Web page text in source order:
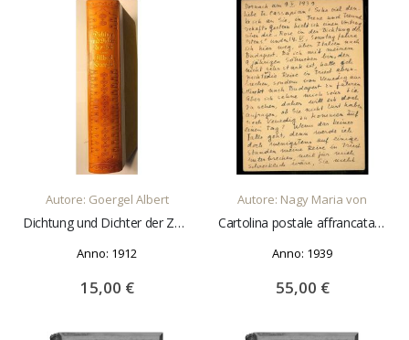
decrescente
AGGIUNGI AL CARRELLO
Autore: Goergel Albert
Dichtung und Dichter der Zeit, eine Schilderung der deutschen Literatur der letzten Jahrzehnte
Anno: 1912
15,00 €
AGGIUNGI AL CARRELLO
Autore: Nagy Maria von
Cartolina postale affrancata e viaggiata con vignetta a colori del Goetheanum
Anno: 1939
55,00 €